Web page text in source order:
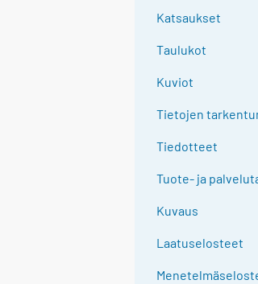
Katsaukset
Taulukot
Kuviot
Tietojen
Tiedotteet
Tuote- ja
Kuvaus
Laatuselosteet